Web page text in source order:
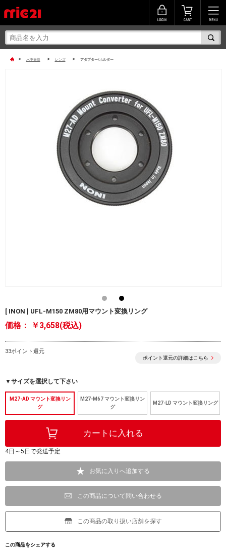
> 水中撮影 > レンズ > アダプター/ホルダー
[ INON ] UFL-M150 ZM80用マウント変換リング
価格： ￥3,658(税込)
33ポイント還元
ポイント還元の詳細はこちら
▼サイズを選択して下さい
M27-AD マウント変換リン
グ
M27-M67 マウント変換リン
グ
M27-LD マウント変換リング
4日～5日で発送予定
お気に入りへ追加する
この商品について問い合わせる
この商品の取り扱い店舗を探す
この商品をシェアする